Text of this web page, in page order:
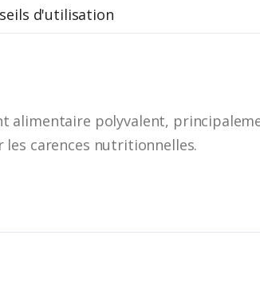
d'utilisation
alimentaire polyvalent,
carences nutritionnelles.